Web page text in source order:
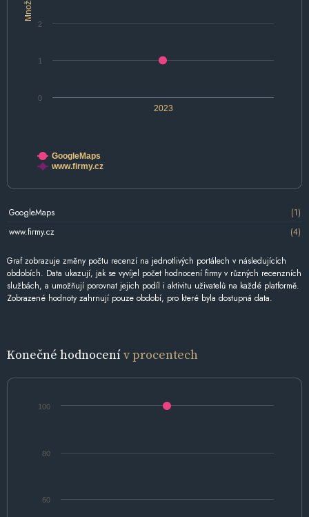
2023
0
1
2
GoogleMaps
www.firmy.cz
GoogleMaps
(1)
www.firmy.cz
(4)
Graf zobrazuje změny počtu recenzí na jednotlivých portálech v následujících
obdobích. Data ukazují, jak se vyvíjel počet hodnocení firmy v různých recenzních
službách, a umožňují porovnat jejich podíl i aktivitu uživatelů na každé platformě.
Zobrazené hodnoty zahrnují pouze období, pro které byla dostupná data.
Konečné hodnocenív procentech
60
80
100